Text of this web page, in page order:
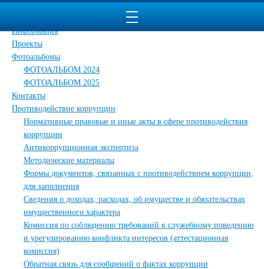
Дополнительные сведения
Информация
Проекты
Фотоальбомы
ФОТОАЛЬБОМ 2024
ФОТОАЛЬБОМ 2025
Контакты
Противодействие коррупции
Нормативные правовые и иные акты в сфере противодействия
коррупции
Антикоррупционная экспертиза
Методические материалы
Формы документов, связанных с противодействием коррупции,
для заполнения
Сведения о доходах, расходах, об имуществе и обязательствах
имущественного характера
Комиссия по соблюдению требований к служебному поведению
и урегулированию конфликта интересов (аттестационная
комиссия)
Обратная связь для сообщений о фактах коррупции